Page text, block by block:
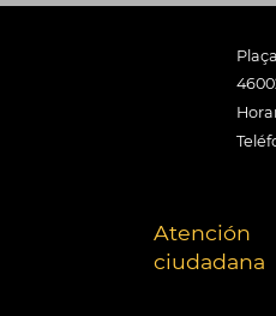
Atención
ciudadana